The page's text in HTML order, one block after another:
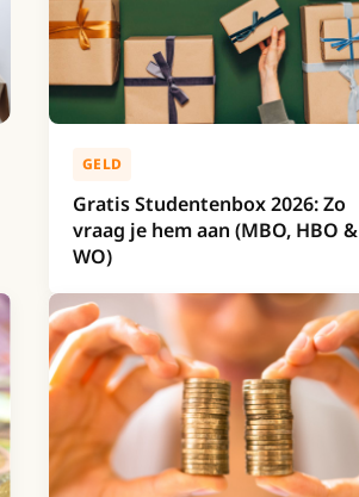
GELD
Gratis Studentenbox 2026: Zo
vraag je hem aan (MBO, HBO &
WO)